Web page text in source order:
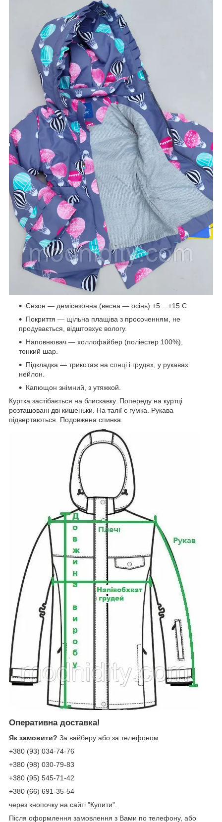
Сезон — демісезонна (весна — осінь) +5 ...+15 С
Покриття — щільна плащіва з просоченням, не
продувається, відштовхує вологу.
Наповнювач — холлофайбер (поліестер 100%),
тонкий шар.
Підкладка — трикотаж на спнці і грудях, у рукавах
нейлон.
Капющон знімний, з утяжкой.
Куртка застібається на блискавку. Попереду на куртці
розташовані дві кишеньки. На талії є гумка. Рукава
підвертаються. Подовжена спинка.
Оперативна доставка!
Як замовити? За вайберу або за телефоном
+380 (93) 034-74-76
+380 (98) 030-79-83
+380 (95) 545-71-42
+380 (66) 691-35-54
через кнопочку на сайті "Купити".
Після оформлення замовлення з Вами по телефону, або